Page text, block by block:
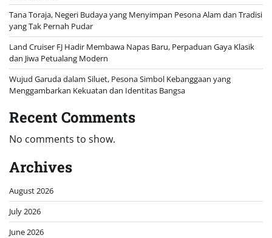
Tana Toraja, Negeri Budaya yang Menyimpan Pesona Alam dan Tradisi
yang Tak Pernah Pudar
Land Cruiser FJ Hadir Membawa Napas Baru, Perpaduan Gaya Klasik
dan Jiwa Petualang Modern
Wujud Garuda dalam Siluet, Pesona Simbol Kebanggaan yang
Menggambarkan Kekuatan dan Identitas Bangsa
Recent Comments
No comments to show.
Archives
August 2026
July 2026
June 2026